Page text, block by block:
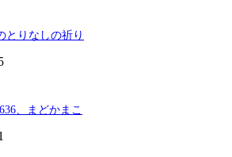
とりなしの祈り
、まどかまこ